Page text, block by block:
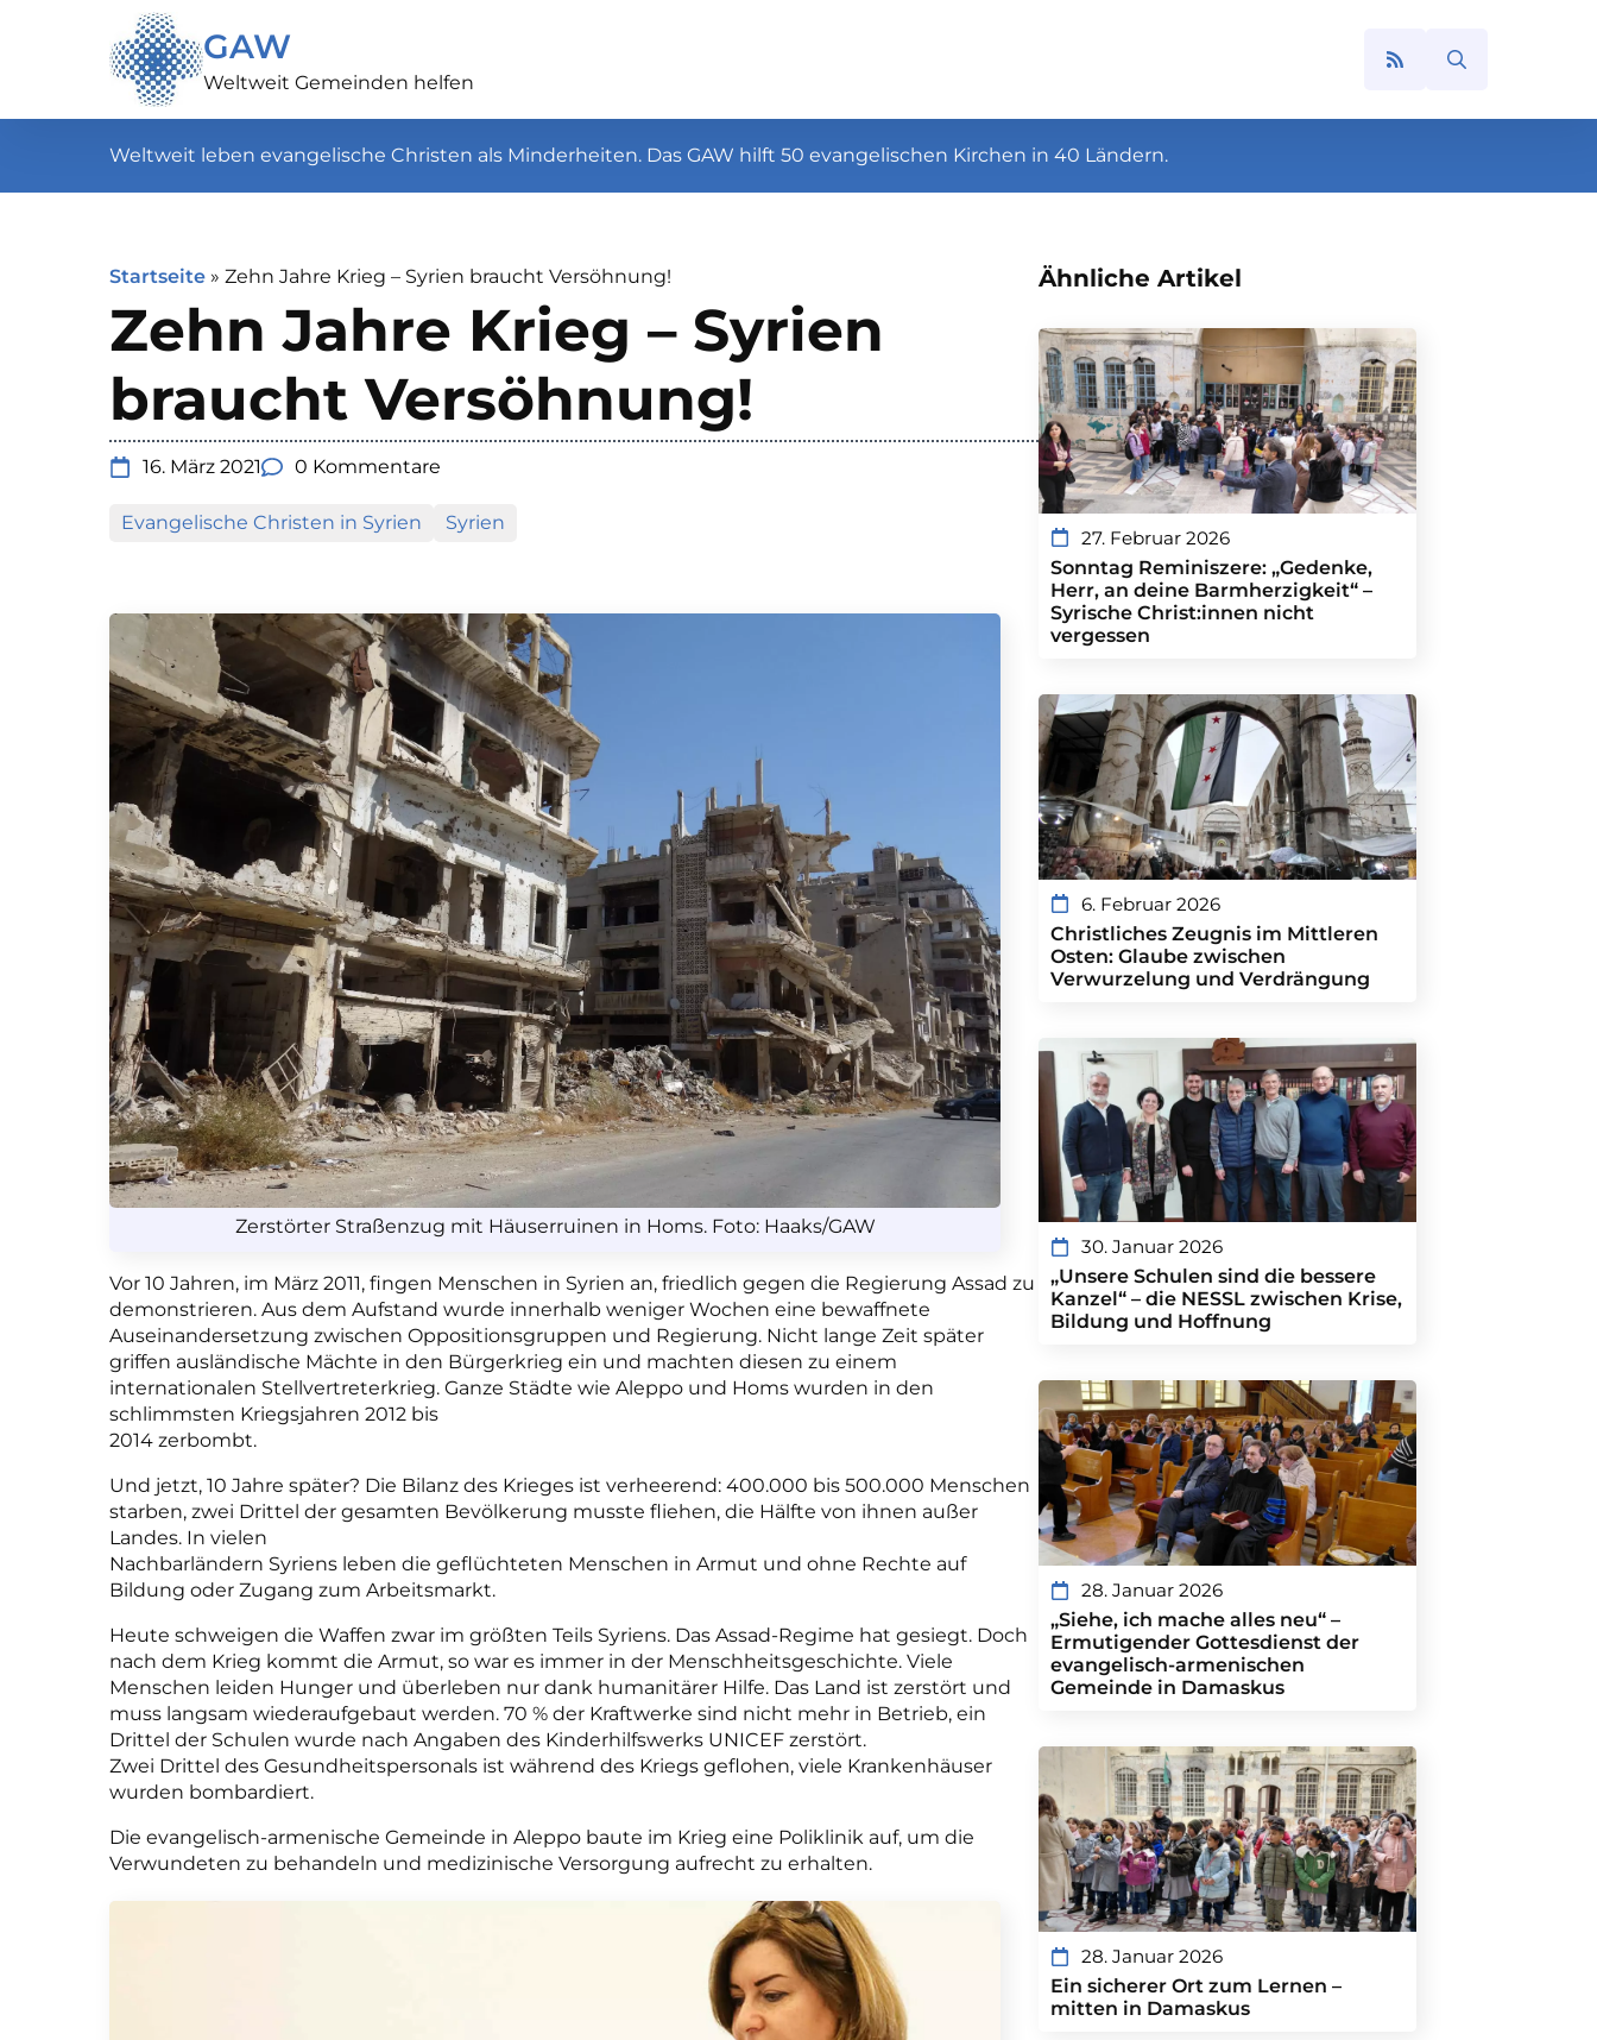
GAW
Weltweit Gemeinden helfen
Weltweit leben evangelische Christen als Minderheiten. Das GAW hilft 50 evangelischen Kirchen in 40 Ländern.
Startseite » Zehn Jahre Krieg – Syrien braucht Versöhnung!
Zehn Jahre Krieg – Syrien
braucht Versöhnung!
16. März 2021 0 Kommentare
Evangelische Christen in Syrien Syrien
Zerstörter Straßenzug mit Häuserruinen in Homs. Foto: Haaks/GAW
Vor 10 Jahren, im März 2011, fingen Menschen in Syrien an, friedlich gegen die Regierung Assad zu
demonstrieren. Aus dem Aufstand wurde innerhalb weniger Wochen eine bewaffnete
Auseinandersetzung zwischen Oppositionsgruppen und Regierung. Nicht lange Zeit später
griffen ausländische Mächte in den Bürgerkrieg ein und machten diesen zu einem
internationalen Stellvertreterkrieg. Ganze Städte wie Aleppo und Homs wurden in den
schlimmsten Kriegsjahren 2012 bis
2014 zerbombt.
Und jetzt, 10 Jahre später? Die Bilanz des Krieges ist verheerend: 400.000 bis 500.000 Menschen
starben, zwei Drittel der gesamten Bevölkerung musste fliehen, die Hälfte von ihnen außer
Landes. In vielen
Nachbarländern Syriens leben die geflüchteten Menschen in Armut und ohne Rechte auf
Bildung oder Zugang zum Arbeitsmarkt.
Heute schweigen die Waffen zwar im größten Teils Syriens. Das Assad-Regime hat gesiegt. Doch
nach dem Krieg kommt die Armut, so war es immer in der Menschheitsgeschichte. Viele
Menschen leiden Hunger und überleben nur dank humanitärer Hilfe. Das Land ist zerstört und
muss langsam wiederaufgebaut werden. 70 % der Kraftwerke sind nicht mehr in Betrieb, ein
Drittel der Schulen wurde nach Angaben des Kinderhilfswerks UNICEF zerstört.
Zwei Drittel des Gesundheitspersonals ist während des Kriegs geflohen, viele Krankenhäuser
wurden bombardiert.
Die evangelisch-armenische Gemeinde in Aleppo baute im Krieg eine Poliklinik auf, um die
Verwundeten zu behandeln und medizinische Versorgung aufrecht zu erhalten.
Ähnliche Artikel
27. Februar 2026
Sonntag Reminiszere: „Gedenke,
Herr, an deine Barmherzigkeit“ –
Syrische Christ:innen nicht
vergessen
6. Februar 2026
Christliches Zeugnis im Mittleren
Osten: Glaube zwischen
Verwurzelung und Verdrängung
30. Januar 2026
„Unsere Schulen sind die bessere
Kanzel“ – die NESSL zwischen Krise,
Bildung und Hoffnung
28. Januar 2026
„Siehe, ich mache alles neu“ –
Ermutigender Gottesdienst der
evangelisch-armenischen
Gemeinde in Damaskus
28. Januar 2026
Ein sicherer Ort zum Lernen –
mitten in Damaskus